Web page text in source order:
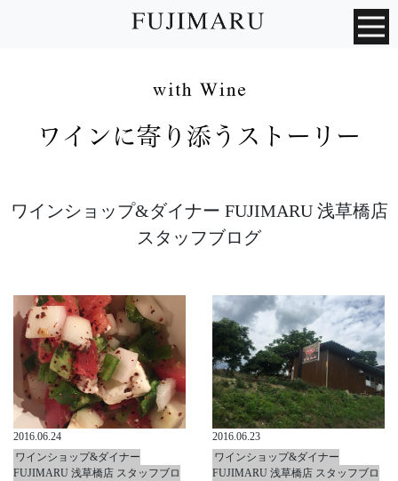
ワインショップ&ダイナー FUJIMARU 浅草橋店
スタッフブログ
2016.06.24
ワインショップ&ダイナー
FUJIMARU 浅草橋店 スタッフブロ
2016.06.23
ワインショップ&ダイナー
FUJIMARU 浅草橋店 スタッフブロ